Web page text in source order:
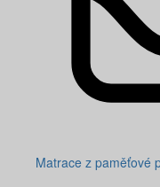
Matrace z paměťové